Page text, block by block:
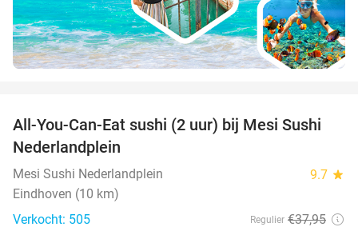
21%
All-You-Can-Eat sushi (2 uur) bij Mesi Sushi
Nederlandplein
Mesi Sushi Nederlandplein 9.7 star
Eindhoven (10 km)
Verkocht: 505
Regulier €37,95